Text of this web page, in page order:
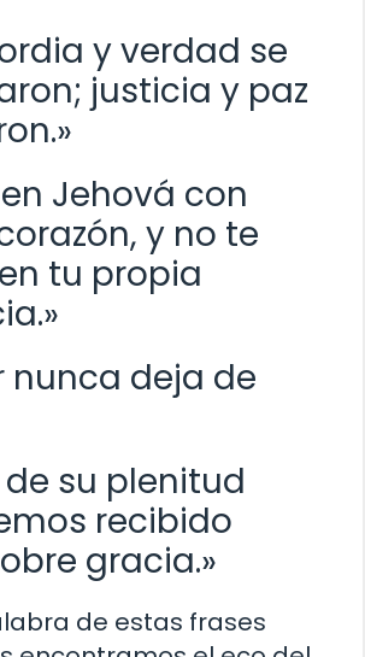
y verdad se
justicia y paz
Jehová con
y no te
tu propia
nunca deja de
de su plenitud
recibido
gracia.»
de estas frases